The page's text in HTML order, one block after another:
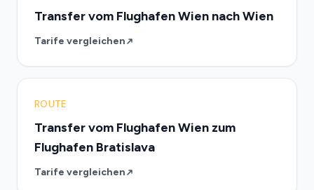
Transfer vom Flughafen Wien nach Wien
Tarife vergleichen
ROUTE
Transfer vom Flughafen Wien zum
Flughafen Bratislava
Tarife vergleichen